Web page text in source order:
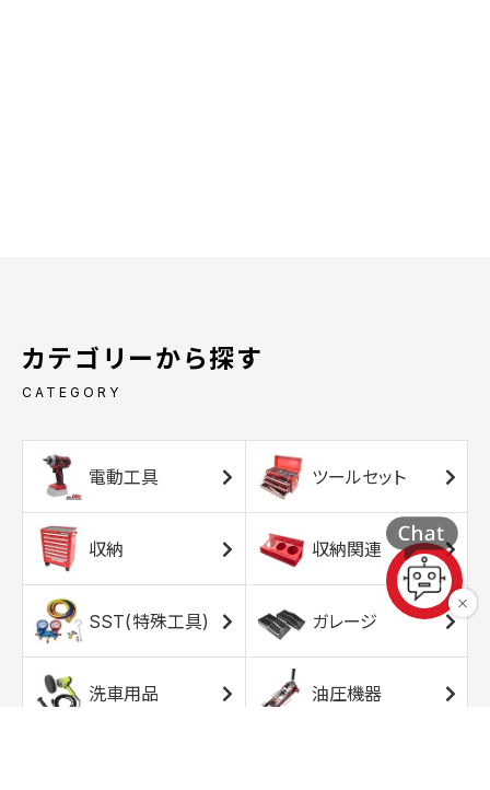
カテゴリーから探す
CATEGORY
電動工具 ツールセット
収納 収納関連
SST(特殊工具) ガレージ
洗車用品 油圧機器